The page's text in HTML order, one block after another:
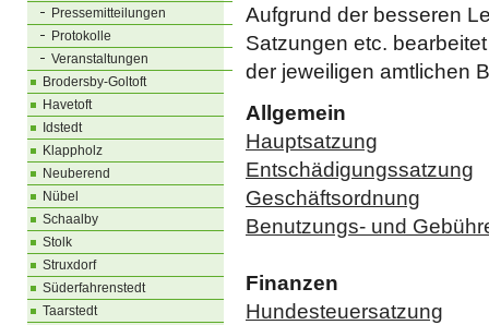
Pressemitteilungen
Protokolle
Veranstaltungen
Brodersby-Goltoft
Havetoft
Idstedt
Klappholz
Neuberend
Nübel
Schaalby
Stolk
Struxdorf
Süderfahrenstedt
Taarstedt
Aufgrund der besseren
Satzungen etc.
der jeweiligen amtlichen
Allgemein
Hauptsatzung
Entschädigungssatzung
Geschäftsordnung
Benutzungs- und
Finanzen
Hundesteuersatzung